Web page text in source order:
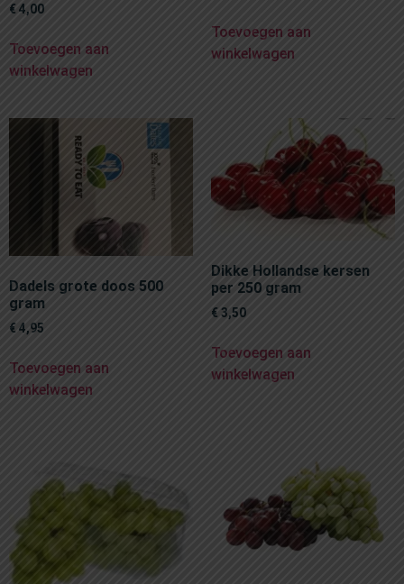
€ 4,00
Toevoegen aan
winkelwagen
Toevoegen aan
winkelwagen
Dadels grote doos 500
gram
€ 4,95
Toevoegen aan
winkelwagen
Dikke Hollandse kersen
per 250 gram
€ 3,50
Toevoegen aan
winkelwagen